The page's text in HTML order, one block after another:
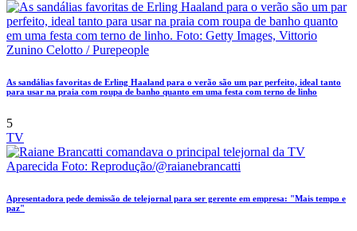
As sandálias favoritas de Erling Haaland para o verão são um par perfeito, ideal tanto
para usar na praia com roupa de banho quanto em uma festa com terno de linho
5
TV
Apresentadora pede demissão de telejornal para ser gerente em empresa: "Mais tempo e
paz"